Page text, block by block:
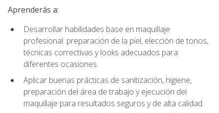
Aprenderás a:
Desarrollar habilidades base en maquillaje
profesional: preparación de la piel, elección de tonos,
técnicas correctivas y looks adecuados para
diferentes ocasiones.
Aplicar buenas prácticas de sanitización, higiene,
preparación del área de trabajo y ejecución del
maquillaje para resultados seguros y de alta calidad.